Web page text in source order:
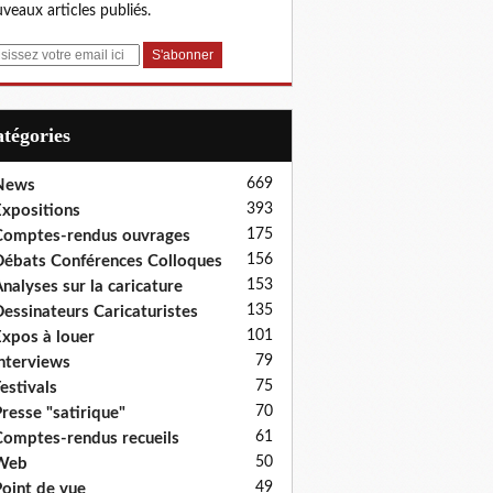
articles publiés.
669
393
rendus ouvrages 175
Conférences Colloques 156
sur la caricature 153
Caricaturistes 135
à louer 101
79
75
"satirique" 70
rendus recueils 61
50
de vue 49